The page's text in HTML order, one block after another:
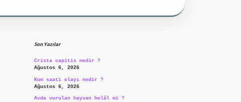
Son Yazılar
Crista capitis nedir ?
Ağustos 6, 2026
Kum saati olayı nedir ?
Ağustos 6, 2026
Avda vurulan hayvan helâl mi ?